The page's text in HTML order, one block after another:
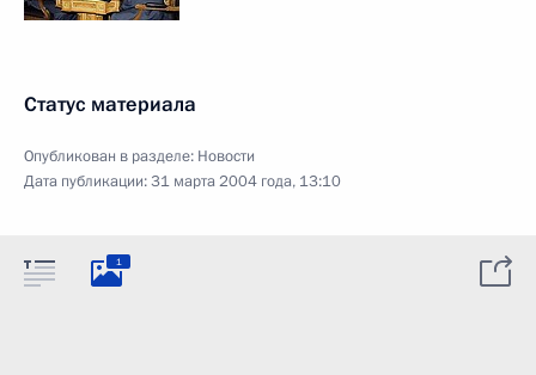
Статус материала
Опубликован в разделе: Новости
Дата публикации:31 марта 2004 года, 13:10
1